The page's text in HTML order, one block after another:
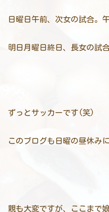
日曜日午前、次女の試合。
明日月曜日終日、長女の試合
ずっとサッカーです(笑)
このブログも日曜の昼休み
親も大変ですが、ここまで